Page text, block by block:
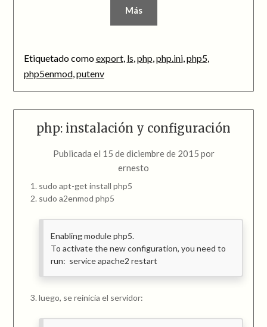
Más
Etiquetado comoexport, ls php php.ini, php5,
php5enmod, putenv
php: instalación y configuración
Publicada el 15 de diciembre de 2015 por
ernesto
sudo apt-get install php5
sudo a2enmod php5
Enabling module php5.
To activate the new configuration, you need to
run: service apache2 restart
luego, se reinicia el servidor: